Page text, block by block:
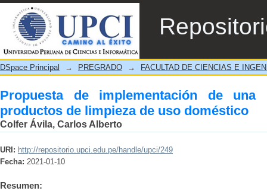
Propuesta de implementación de una
doméstico
DSpace Principal → PREGRADO → FACULTAD DE CIENCIAS E
Propuesta de implementación de una
productos de limpieza de uso doméstico
Colfer Ávila, Carlos Alberto
URI: http://repositorio.upci.edu.pe/handle/upci/249
Fecha: 2021-01-10
Resumen: